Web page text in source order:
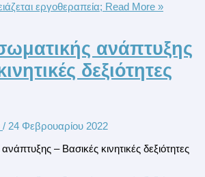
εργοθεραπεία; Read More »
ανάπτυξης
δεξιότητες
/ 24 Φεβρουαρίου 2022
– Βασικές κινητικές δεξιότητες